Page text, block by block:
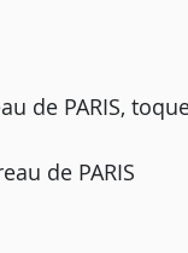
de PARIS, toque
de PARIS